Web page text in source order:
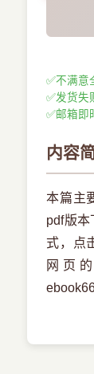
✅不满意
✅发货失
✅邮箱即
内容
本篇主
pdf版本
式，点
网页